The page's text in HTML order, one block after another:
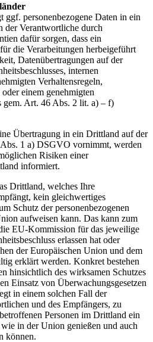
ggf. personenbezogene Daten in ein
der Verantwortliche durch
dafür sorgen, dass ein
die Verarbeitungen herbeigeführt
Datenübertragungen auf der
internen
Verhaltensregeln,
einem genehmigten
gem. Art. 46 Abs. 2 lit. a) – f)
Übertragung in ein Drittland auf der
1 a) DSGVO vornimmt, werden
Risiken einer
informiert.
Drittland, welches Ihre
kein gleichwertiges
Schutz der personenbezogenen
aufweisen kann. Das kann zum
EU-Kommission für das jeweilige
erlassen hat oder
der Europäischen Union und dem
erklärt werden. Konkret bestehen
hinsichtlich des wirksamen Schutzes
Einsatz von Überwachungsgesetzen
in einem solchen Fall der
und des Empfängers, zu
Personen im Drittland ein
in der Union genießen und auch
können.